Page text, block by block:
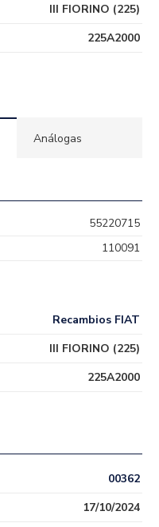
III FIORINO (225)
225A2000
Análogas
55220715
110091
Recambios FIAT
III FIORINO (225)
225A2000
00362
17/10/2024